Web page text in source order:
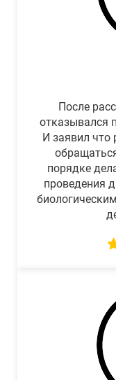
После
отказывался
И заявил что
порядке
проведения